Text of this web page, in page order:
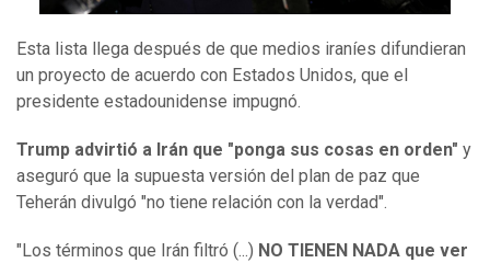
Esta lista llega después de que medios iraníes difundieran
un proyecto de acuerdo con Estados Unidos, que el
presidente estadounidense impugnó.
Trump advirtió a Irán que "ponga sus cosas en orden" y
aseguró que la supuesta versión del plan de paz que
Teherán divulgó "no tiene relación con la verdad".
"Los términos que Irán filtró (...) NO TIENEN NADA que ver